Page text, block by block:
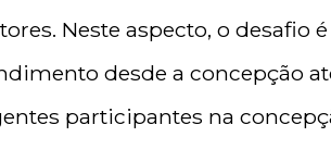
Neste aspecto, o desafio
desde a concepção
participantes na